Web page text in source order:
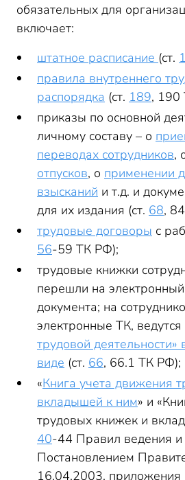
обязательных для
включает:
штатное расписание (ст.
правила внутреннего
распорядка (ст. 189, 190
приказы по основной
личному составу – о
переводах сотрудников,
отпусков, о применении
взысканий и т.д. и
для их издания (ст. 68,
трудовые договоры с
56-59 ТК РФ);
трудовые книжки
перешли на
документа; на
электронные ТК, ведутся
трудовой деятельности»
виде (ст. 66, 66.1 ТК РФ);
«Книга учета движения
вкладышей к ним» и
трудовых книжек и
40-44 Правил ведения и
Постановлением
16.04.2003, приложения